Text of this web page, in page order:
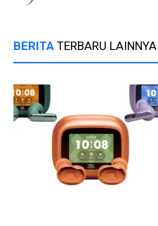
BERITA TERBARU LAINNYA